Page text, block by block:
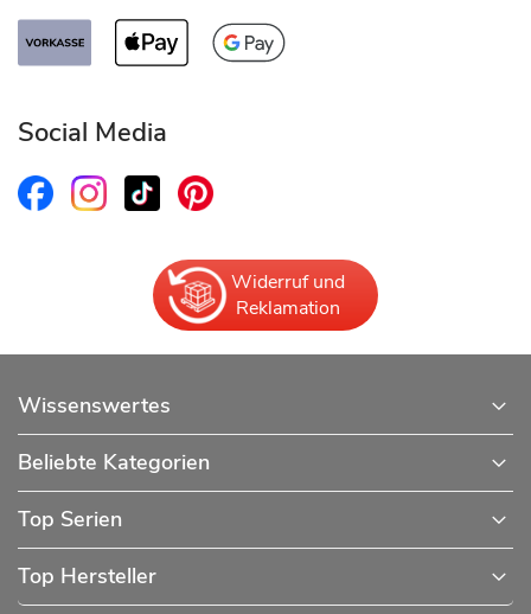
Social Media
Widerruf und
Reklamation
Wissenswertes
Beliebte Kategorien
Top Serien
Top Hersteller